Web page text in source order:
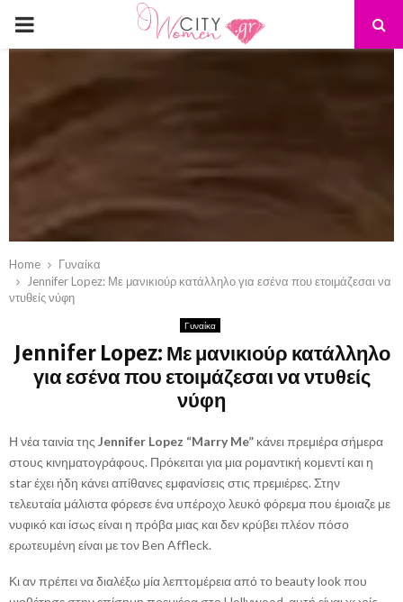
PRIMARY
Home
Γυναίκα
Jennifer Lopez: Με μανικιούρ κατάλληλο για εσένα που ετοιμάζεσαι να
ντυθείς νύφη
Γυναίκα
Jennifer Lopez: Με μανικιούρ κατάλληλο
για εσένα που ετοιμάζεσαι να ντυθείς
νύφη
Η νέα ταινία της Jennifer Lopez “Marry Me” κάνει πρεμιέρα σήμερα
στους κινηματογράφους. Πρόκειται για μια ρομαντική κομεντί και η
star έχει ήδη κάνει απίθανες εμφανίσεις στις πρεμιέρες. Στην
τελευταία μάλιστα φόρεσε ένα υπέροχο λευκό φόρεμα που έμοιαζε με
νυφικό και ίσως είναι η πρόβα μιας και δεν κρύβει πλέον πόσο
ερωτευμένη είναι με τον Ben Affleck.
Κι αν πρέπει να διαλέξω μία λεπτομέρεια από το beauty look που